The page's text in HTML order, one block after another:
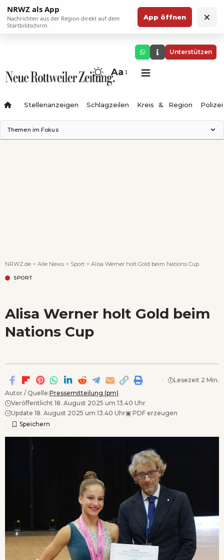
NRWZ als App
Nachrichten aus der Region direkt auf dem
Startbildschirm.
App öffnen ×
Unterstützen
Aa
Stellenanzeigen Schlagzeilen Kreis & Region Polizei
Themen im Fokus
NRWZ.de > Alle News > Sport > Alisa Werner holt Gold beim Nations Cup
SPORT
Alisa Werner holt Gold beim
Nations Cup
Autor / Quelle:Pressemitteilung (pm)
Veröffentlicht 18. August 2025 um 13.40 Uhr
Update 18. August 2025 um 13.40 Uhr▣ PDF erzeugen
Lesezeit 2 Min.